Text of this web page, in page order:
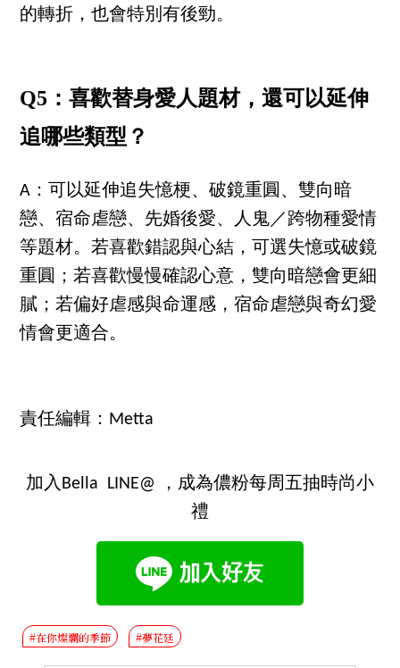
的轉折，也會特別有後勁。
Q5：喜歡替身愛人題材，還可以延伸
追哪些類型？
A：可以延伸追失憶梗、破鏡重圓、雙向暗
戀、宿命虐戀、先婚後愛、人鬼／跨物種愛情
等題材。若喜歡錯認與心結，可選失憶或破鏡
重圓；若喜歡慢慢確認心意，雙向暗戀會更細
膩；若偏好虐感與命運感，宿命虐戀與奇幻愛
情會更適合。
責任編輯：Metta
加入Bella LINE@ ，成為儂粉每周五抽時尚小
禮
#在你燦爛的季節 #夢花廷